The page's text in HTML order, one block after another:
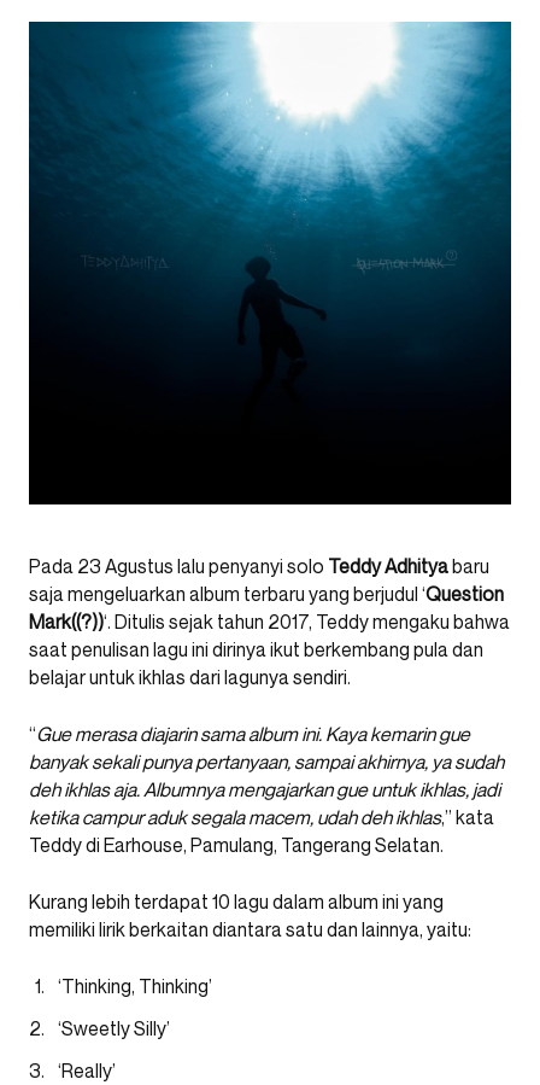
Pada 23 Agustus lalu penyanyi solo Teddy Adhityabaru
saja mengeluarkan album terbaru yang berjudul ‘Question
Mark((?))‘. Ditulis sejak tahun 2017, Teddy mengaku bahwa
saat penulisan lagu ini dirinya ikut berkembang pula dan
belajar untuk ikhlas dari lagunya sendiri.
“Gue merasa diajarin sama album ini. Kaya kemarin gue
banyak sekali punya pertanyaan, sampai akhirnya, ya sudah
deh ikhlas aja. Albumnya mengajarkan gue untuk ikhlas, jadi
ketika campur aduk segala macem, udah deh ikhlas,” kata
Teddy di Earhouse, Pamulang, Tangerang Selatan.
Kurang lebih terdapat 10 lagu dalam album ini yang
memiliki lirik berkaitan diantara satu dan lainnya, yaitu:
‘Thinking, Thinking’
‘Sweetly Silly’
‘Really’